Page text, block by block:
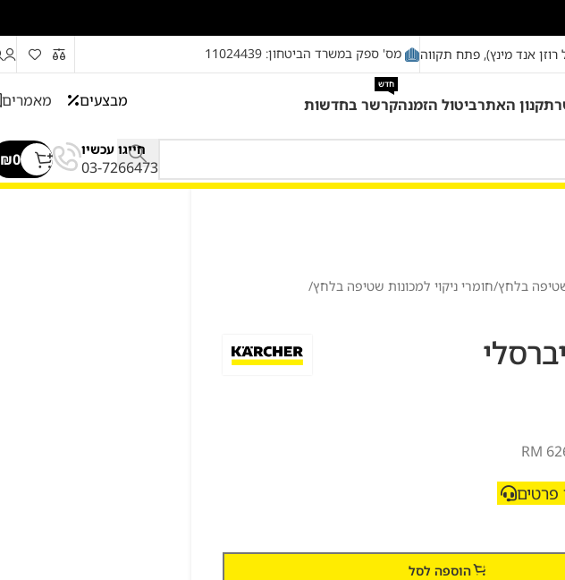
מס' ספק במשרד הביטחון: 11024439
תקנון האתרביטול הזמנהקרשר בחדשות
חדש
מבצעים מאמרים
חייגו עכשיו
03-7266473
₪0
בלחץ/חומרי ניקוי למכונות שטיפה בלחץ/
פרטים
הוספה לסל